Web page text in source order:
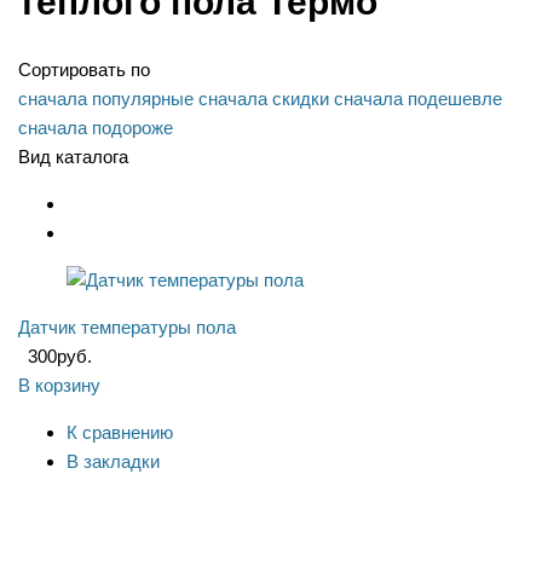
Сортировать по
сначала популярные сначала скидки сначала подешевле
сначала подороже
Вид каталога
Датчик температуры пола
300руб.
В корзину
К сравнению
В закладки